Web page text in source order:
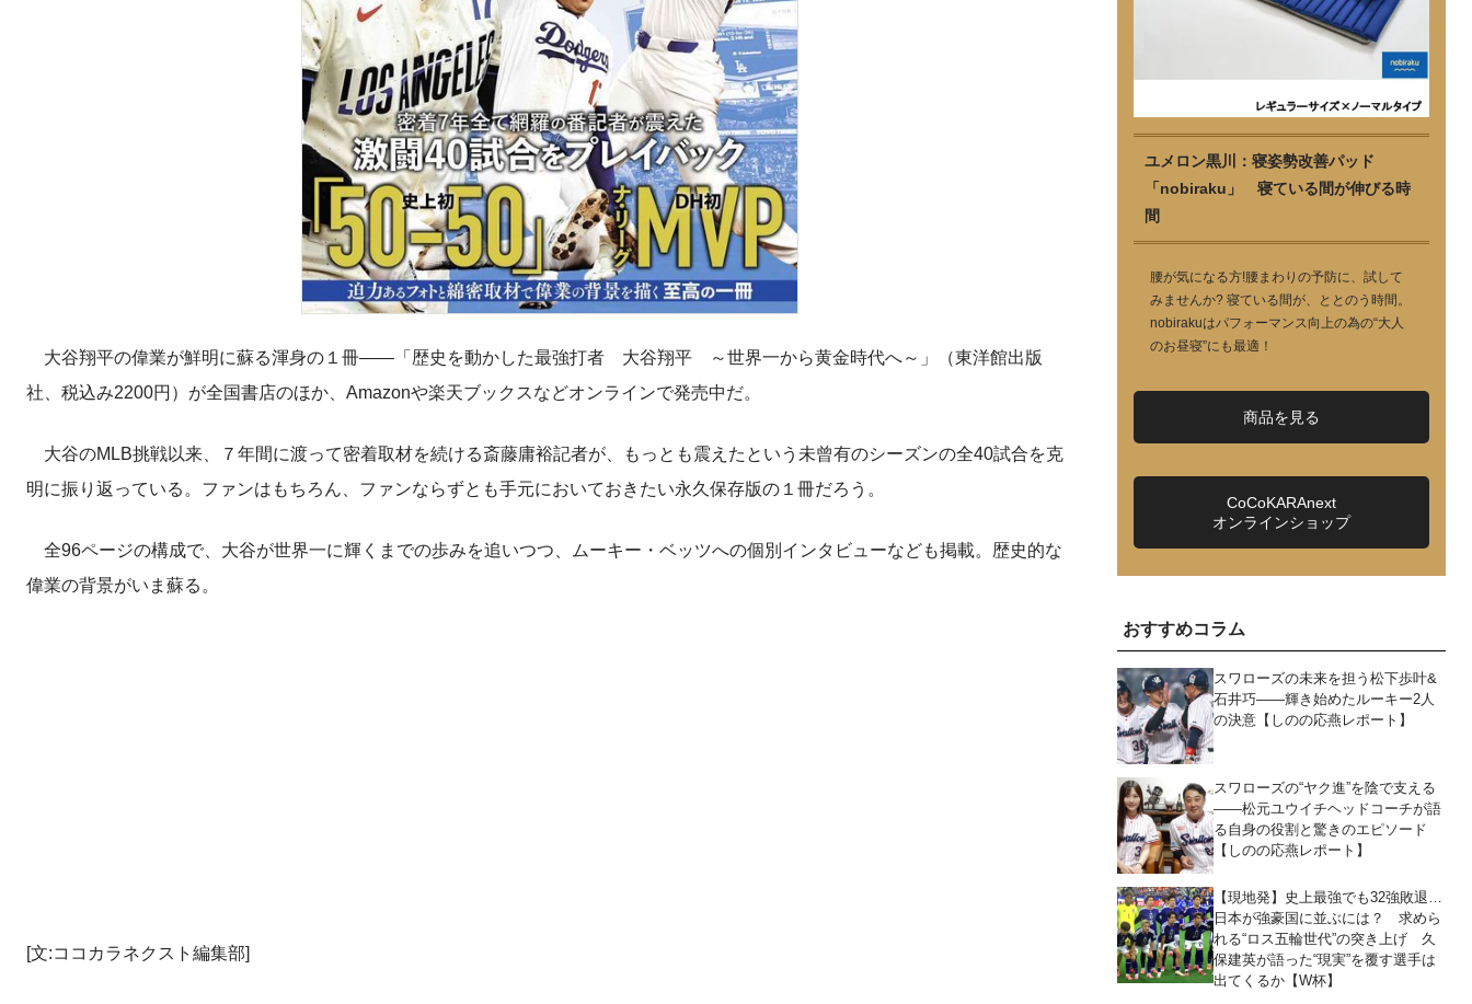
大谷翔平の偉業が鮮明に蘇る渾身の１冊――「歴史を動かした最強打者 大谷翔平 ～世界一から黄金時代へ～」（東洋館出版
社、税込み2200円）が全国書店のほか、Amazonや楽天ブックスなどオンラインで発売中だ。
大谷のMLB挑戦以来、７年間に渡って密着取材を続ける斎藤庸裕記者が、もっとも震えたという未曾有のシーズンの全40試合を克
明に振り返っている。ファンはもちろん、ファンならずとも手元においておきたい永久保存版の１冊だろう。
全96ページの構成で、大谷が世界一に輝くまでの歩みを追いつつ、ムーキー・ベッツへの個別インタビューなども掲載。歴史的な
偉業の背景がいま蘇る。
[文:ココカラネクスト編集部]
ユメロン黒川：寝姿勢改善パッド
「nobiraku」 寝ている間が伸びる時
間
腰が気になる方!腰まわりの予防に、試して
みませんか? 寝ている間が、ととのう時間。
nobirakuはパフォーマンス向上の為の“大人
のお昼寝”にも最適！
商品を見る
CoCoKARAnext
オンラインショップ
おすすめコラム
スワローズの未来を担う松下歩叶&
石井巧――輝き始めたルーキー2人
の決意【しのの応燕レポート】
スワローズの“ヤク進”を陰で支える
――松元ユウイチヘッドコーチが語
る自身の役割と驚きのエピソード
【しのの応燕レポート】
【現地発】史上最強でも32強敗退…
日本が強豪国に並ぶには？ 求めら
れる“ロス五輪世代”の突き上げ 久
保建英が語った“現実”を覆す選手は
出てくるか【W杯】